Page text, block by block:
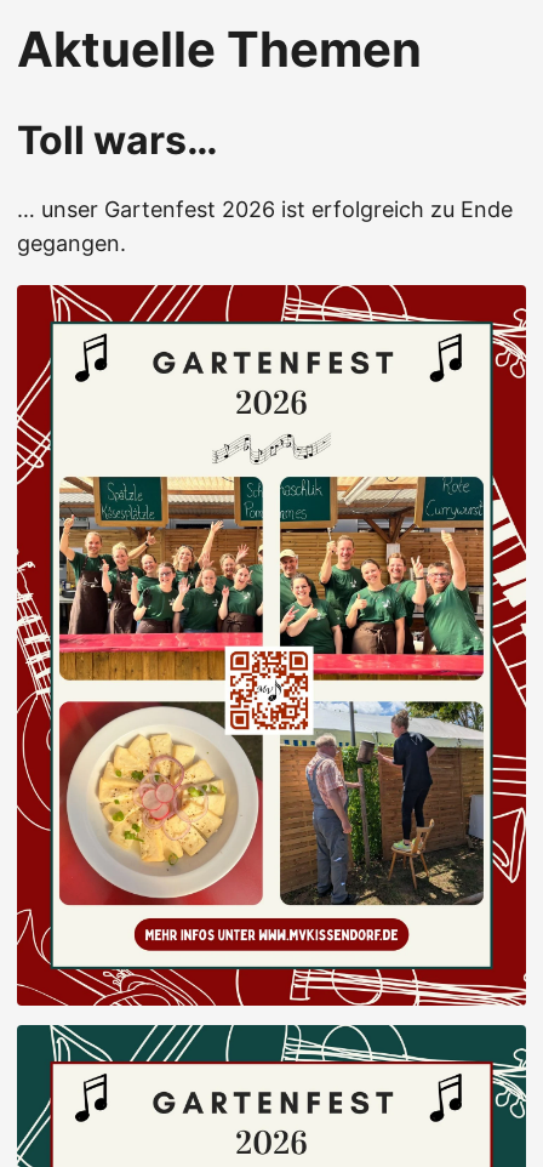
Aktuelle Themen
Toll wars…
… unser Gartenfest 2026 ist erfolgreich zu Ende
gegangen.